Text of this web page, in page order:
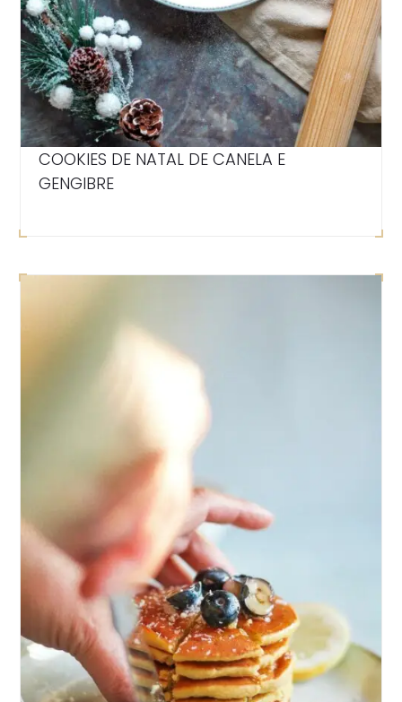
COOKIES DE NATAL DE CANELA E
GENGIBRE